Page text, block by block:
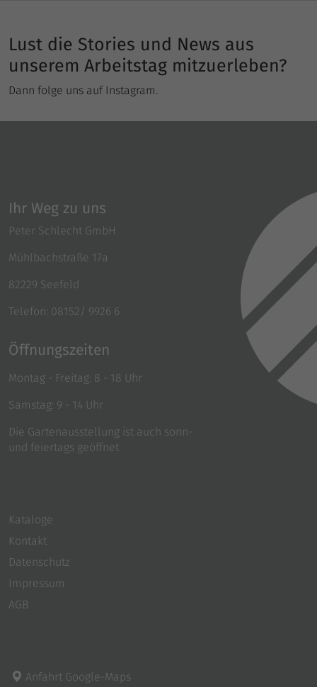
Lust die Stories und News aus
unserem Arbeitstag mitzuerleben?
Dann folge uns auf Instagram.
Ihr Weg zu uns
Peter Schlecht GmbH
Mühlbachstraße 17a
82229 Seefeld
Telefon: 08152/ 9926 6
Öffnungszeiten
Montag - Freitag: 8 - 18 Uhr
Samstag: 9 - 14 Uhr
Die Gartenausstellung ist auch sonn-
und feiertags geöffnet
Kataloge
Kontakt
Datenschutz
Impressum
AGB
Anfahrt Google-Maps